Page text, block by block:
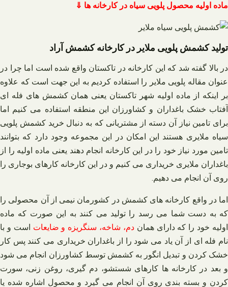
ماده اولیه محصول پلویی سیاه در کارخانه ها ⇓
تولید کشمش پلویی ملایر در کارخانه کشمش آراد
در بالا گفته شد که این کارخانه در تاکستان واقع شده است اما چرا در
عنوان مقاله پلویی ملایر را استفاده کردیم به این جهت است که علاوه
بر اینکه از ماده اولیه شهر تاکستان یعنی همان کشمش‌ های فله‌ ای
آفتاب خشک باغداران و کشاورزان این منطقه استفاده می‌ کنیم اما
برای تامین نیاز آن دسته از مشتریانی که به دنبال خرید کشمش پلویی
سیاه ملایری هستند این امکان در این مجموعه وجود دارد که بتوانند
تامین مورد نیاز خود را در این کارخانه انجام دهند یعنی ماده اولیه را از
باغداران ملایری خریداری می‌ کنیم و در این کارخانه کارهای بوجاری را
روی آن انجام می‌ دهیم.
اما در واقع کارخانه‌ های کشمش در کشورمان نیمی از آن محصولی را
که به دست شما می‌ رسد را تولید می‌ کنند به این صورت که ماده
اولیه خود را که دارای هماندم، شاخه، سنگریزه و ضایعات است و با
نام فله‌ ای از آن یاد می‌ شود را از باغداران خریداری می‌ کنند پس کار
خشک کردن و تبدیل انگور به کشمش توسط کشاورزان انجام می‌ شود
و بعد در کارخانه‌ ها کارهای شستشو، دم‌ گیری، روغن زنی، سورت
کردن و بسته‌ بندی روی آن انجام می‌ گیرد و محصول اشاره شده یا